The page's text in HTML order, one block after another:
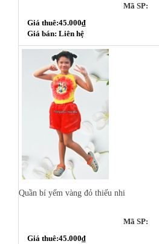
Mã SP:
Giá thuê:45.000₫
Giá bán: Liên hệ
Quần bí yếm vàng đỏ thiếu nhi
Mã SP:
Giá thuê:45.000₫